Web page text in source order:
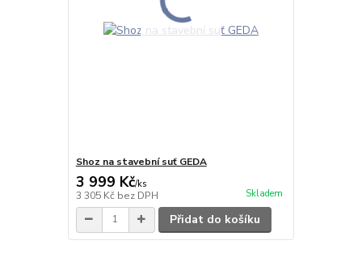
Shoz na stavební suť GEDA
3 999 Kč/ks
3 305 Kč bez DPH Skladem
Přidat do košíku